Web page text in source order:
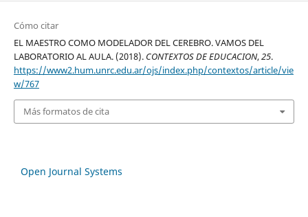
Cómo citar
EL MAESTRO COMO MODELADOR DEL CEREBRO. VAMOS DEL
LABORATORIO AL AULA. (2018). CONTEXTOS DE EDUCACION,25.
https://www2.hum.unrc.edu.ar/ojs/index.php/contextos/article/vie
w/767
Más formatos de cita
Open Journal Systems